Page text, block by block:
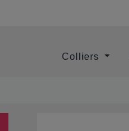
Colliers